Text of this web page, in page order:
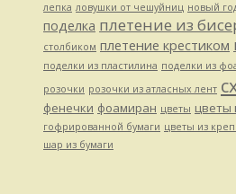
лепка ловушки от чешуйниц новый
поделка плетение из
столбиком плетение крестиком
поделки из пластилина поделки из
розочки розочки из атласных лент
фенечки фоамиран цветы цветы
гофрированной бумаги цветы из
шар из бумаги